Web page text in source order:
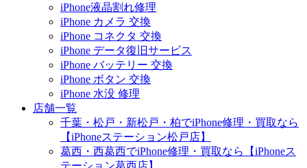
iPhone液晶割れ修理
iPhone カメラ 交換
iPhone コネクタ 交換
iPhone データ復旧サービス
iPhone バッテリー 交換
iPhone ボタン 交換
iPhone 水没 修理
店舗一覧
千葉・松戸・新松戸・柏でiPhone修理・買取なら
【iPhoneステーション松戸店】
葛西・西葛西でiPhone修理・買取なら【iPhoneス
テーション葛西店】